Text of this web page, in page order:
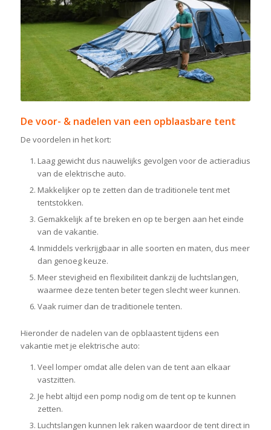
De voor- & nadelen van een opblaasbare tent
De voordelen in het kort:
Laag gewicht dus nauwelijks gevolgen voor de actieradius
van de elektrische auto.
Makkelijker op te zetten dan de traditionele tent met
tentstokken.
Gemakkelijk af te breken en op te bergen aan het einde
van de vakantie.
Inmiddels verkrijgbaar in alle soorten en maten, dus meer
dan genoeg keuze.
Meer stevigheid en flexibiliteit dankzij de luchtslangen,
waarmee deze tenten beter tegen slecht weer kunnen.
Vaak ruimer dan de traditionele tenten.
Hieronder de nadelen van de opblaastent tijdens een
vakantie met je elektrische auto:
Veel lomper omdat alle delen van de tent aan elkaar
vastzitten.
Je hebt altijd een pomp nodig om de tent op te kunnen
zetten.
Luchtslangen kunnen lek raken waardoor de tent direct in